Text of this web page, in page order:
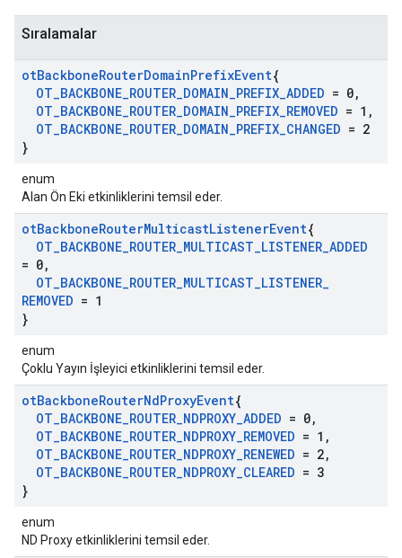
Sıralamalar
otBackboneRouterDomainPrefixEvent{
OT_BACKBONE_ROUTER_DOMAIN_PREFIX_ADDED = 0,
OT_BACKBONE_ROUTER_DOMAIN_PREFIX_REMOVED = 1 ,
OT_BACKBONE_ROUTER_DOMAIN_PREFIX_CHANGED = 2
}
enum
Alan Ön Eki etkinliklerini temsil eder.
otBackboneRouterMulticastListenerEvent{
OT_BACKBONE_ROUTER_MULTICAST_LISTENER_ADDED
= 0,
OT_BACKBONE_ROUTER_MULTICAST_LISTENER_
REMOVED = 1
}
enum
Çoklu Yayın İşleyici etkinliklerini temsil eder.
otBackboneRouterNdProxyEvent{
OT_BACKBONE_ROUTER_NDPROXY_ADDED = 0,
OT_BACKBONE_ROUTER_NDPROXY_REMOVED = 1 ,
OT_BACKBONE_ROUTER_NDPROXY_RENEWED = 2,
OT_BACKBONE_ROUTER_NDPROXY_CLEARED = 3
}
enum
ND Proxy etkinliklerini temsil eder.